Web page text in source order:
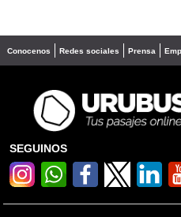
Conocenos Redes sociales Prensa
SEGUINOS